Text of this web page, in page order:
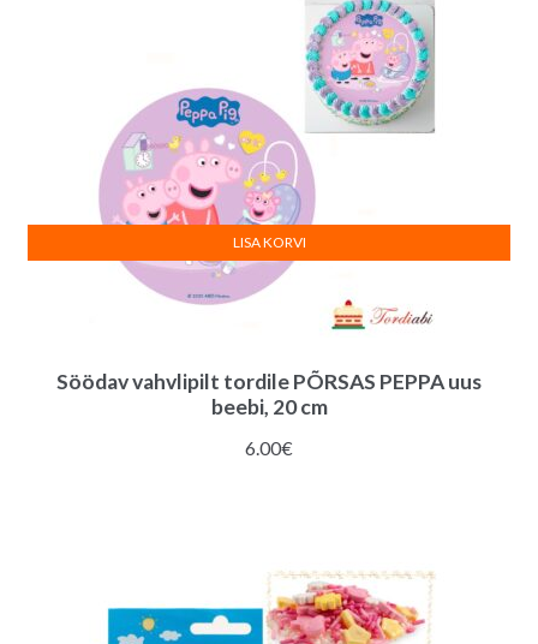
Söödav vahvlipilt tordile PÕRSAS PEPPA uus
beebi, 20 cm
6.00€
LISA KORVI